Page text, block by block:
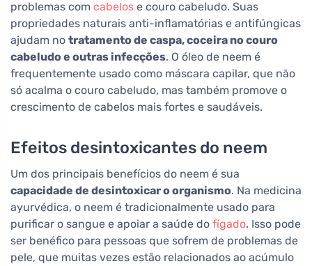
problemas com cabelos e couro cabeludo. Suas
propriedades naturais anti-inflamatórias e antifúngicas
ajudam no tratamento de caspa, coceira no couro
cabeludo e outras infecções. O óleo de neem é
frequentemente usado como máscara capilar, que não
só acalma o couro cabeludo, mas também promove o
crescimento de cabelos mais fortes e saudáveis.
Efeitos desintoxicantes do neem
Um dos principais benefícios do neem é sua
capacidade de desintoxicar o organismo. Na medicina
ayurvédica, o neem é tradicionalmente usado para
purificar o sangue e apoiar a saúde do fígado. Isso pode
ser benéfico para pessoas que sofrem de problemas de
pele, que muitas vezes estão relacionados ao acúmulo